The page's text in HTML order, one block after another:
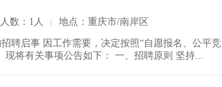
人数：1人 | 地点：重庆市/南岸区
聘启事 因工作需要，决定按照“自愿报名、公平竞
将有关事项公告如下： 一、招聘原则 坚持...